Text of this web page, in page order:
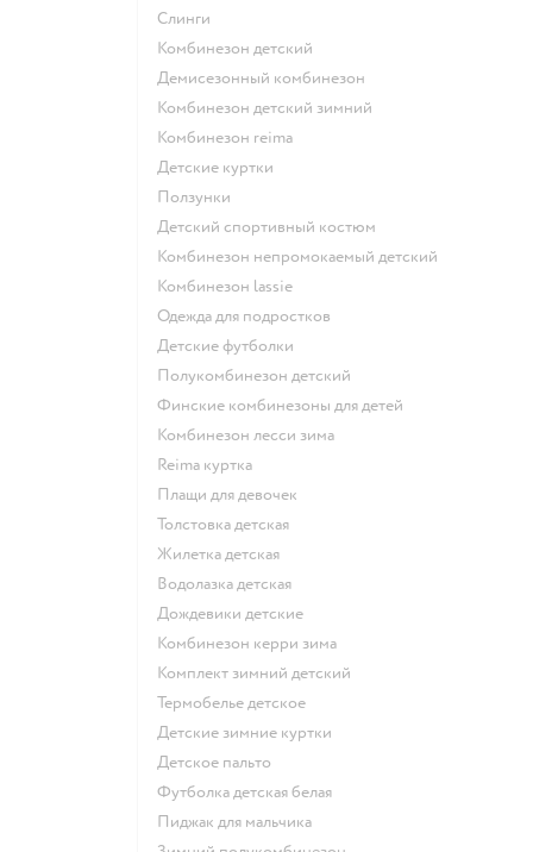
Слинги
Комбинезон детский
Демисезонный комбинезон
Комбинезон детский зимний
Комбинезон reima
Детские куртки
Ползунки
Детский спортивный костюм
Комбинезон непромокаемый детский
Комбинезон lassie
Одежда для подростков
Детские футболки
Полукомбинезон детский
Финские комбинезоны для детей
Комбинезон лесси зима
Reima куртка
Плащи для девочек
Толстовка детская
Жилетка детская
Водолазка детская
Дождевики детские
Комбинезон керри зима
Комплект зимний детский
Термобелье детское
Детские зимние куртки
Детское пальто
Футболка детская белая
Пиджак для мальчика